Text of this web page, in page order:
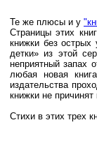
Те же плюсы и у
Страницы этих
книжки без
детки» из этой
неприятный запах
любая новая
издательства
книжки не
Стихи в этих трех